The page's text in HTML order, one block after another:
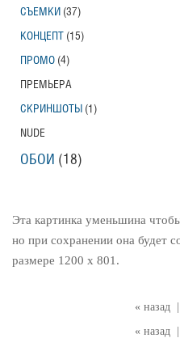
« назад
« назад
Эта картинка уменьшина
но при сохранении она будет
размере 1200 x 801.
СЪЕМКИ (37)
КОНЦЕПТ (15)
ПРОМО (4)
ПРЕМЬЕРА
СКРИНШОТЫ (1)
NUDE
ОБОИ (18)